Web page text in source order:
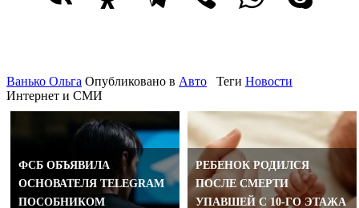
Ванько Ольга Опубликовано в Авто Теги Новости
Интернет и СМИ
ФСБ ОБЪЯВИЛА
ОСНОВАТЕЛЯ TELEGRAM
ПОСОБНИКОМ
РЕБЕНОК РОДИЛСЯ
ПОСЛЕ СМЕРТИ
УПАВШЕЙ С 10-ГО ЭТАЖА